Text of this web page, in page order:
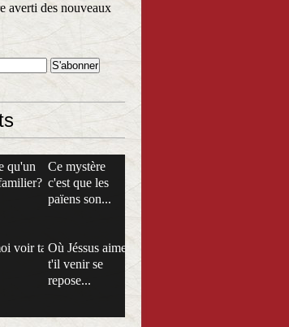
averti des nouveaux
qu'un
Ce mystère
c'est que les
païens son...
voir ta Où Jéssus aime
t'il venir se
repose...